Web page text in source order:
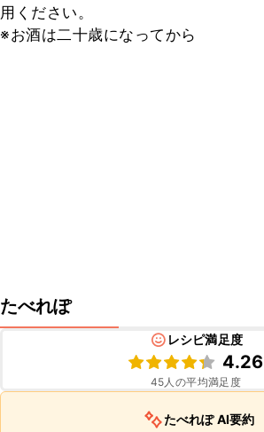
用ください。
※お酒は二十歳になってから
たべれぽ
レシピ満足度
4.26
45人の平均満足度
たべれぽ AI要約